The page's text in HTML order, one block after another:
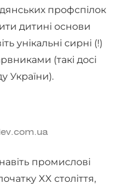
профспілок
дитині основи
унікальні сирні (!)
(такі досі
України).
промислові
XX століття,